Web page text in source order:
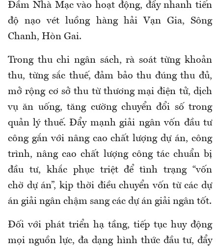
Đầm Nhà Mạc vào hoạt động, đẩy nhanh tiến
độ nạo vét luồng hàng hải Vạn Gia, Sông
Chanh, Hòn Gai.
Trong thu chi ngân sách, rà soát từng khoản
thu, từng sắc thuế, đảm bảo thu đúng thu đủ,
mở rộng cơ sở thu từ thương mại điện tử, dịch
vụ ăn uống, tăng cường chuyển đổi số trong
quản lý thuế. Đẩy mạnh giải ngân vốn đầu tư
công gắn với nâng cao chất lượng dự án, công
trình, nâng cao chất lượng công tác chuẩn bị
đầu tư, khắc phục triệt để tình trạng “vốn
chờ dự án”, kịp thời điều chuyển vốn từ các dự
án giải ngân chậm sang các dự án giải ngân tốt.
Đối với phát triển hạ tầng, tiếp tục huy động
mọi nguồn lực, đa dạng hình thức đầu tư, đẩy